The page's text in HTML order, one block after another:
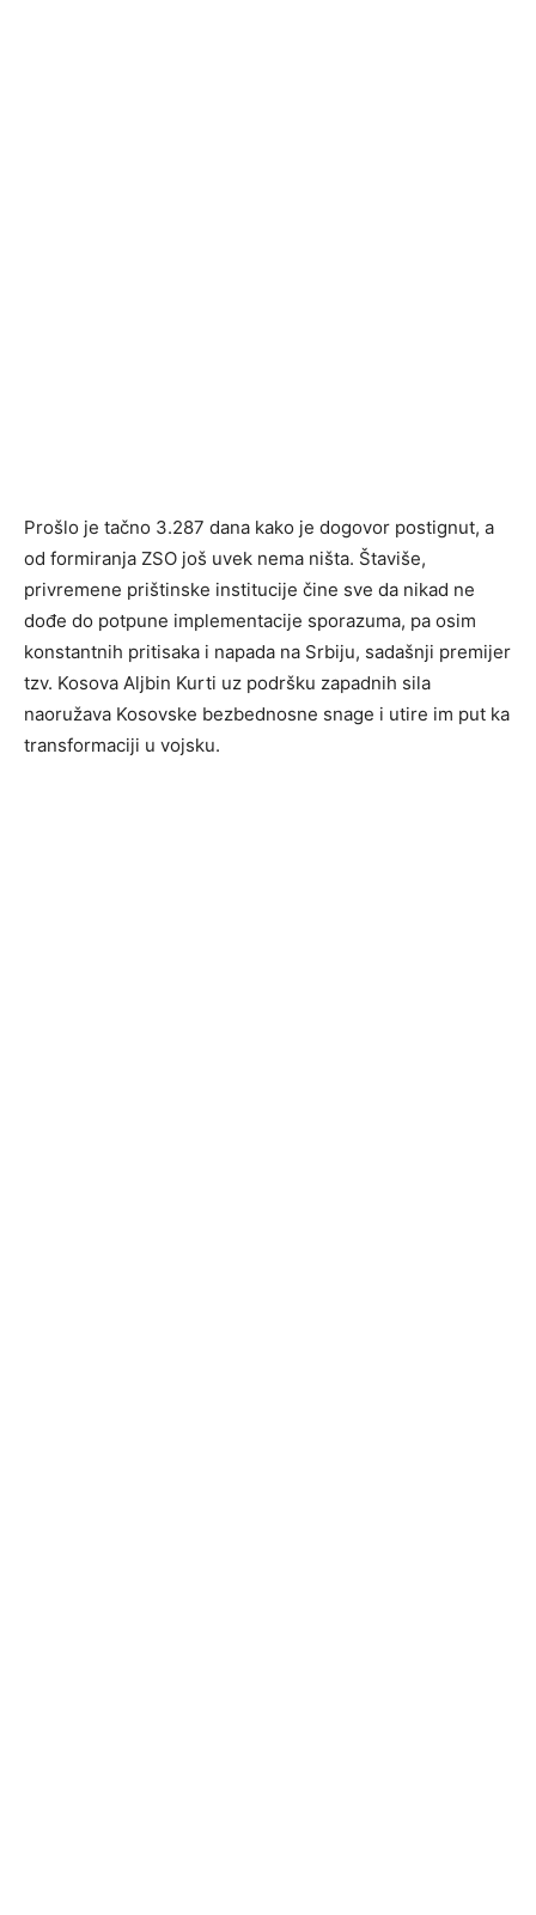
Prošlo je tačno 3.287 dana kako je dogovor postignut, a
od formiranja ZSO još uvek nema ništa. Štaviše,
privremene prištinske institucije čine sve da nikad ne
dođe do potpune implementacije sporazuma, pa osim
konstantnih pritisaka i napada na Srbiju, sadašnji premijer
tzv. Kosova Aljbin Kurti uz podršku zapadnih sila
naoružava Kosovske bezbednosne snage i utire im put ka
transformaciji u vojsku.